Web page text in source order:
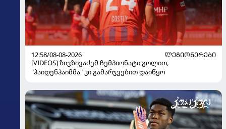
12:58/08-08-2026
ᲚᲔᲒᲘᲝᲜᲔᲠᲔᲑᲘ
[VIDEOS] ზივზივაძემ ჩემპიონატი გოლით,
"ჰაიდენჰაიმმა" კი გამარჯვებით დაიწყო